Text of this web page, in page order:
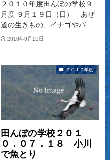
２０１０年度田んぼの学校９
月度 ９月１９日（日） あぜ
道の生きもの、イナゴやバ...
2010年9月19日
２０１０年度
田んぼの学校２０１
０．０７．１８ 小川
で魚とり